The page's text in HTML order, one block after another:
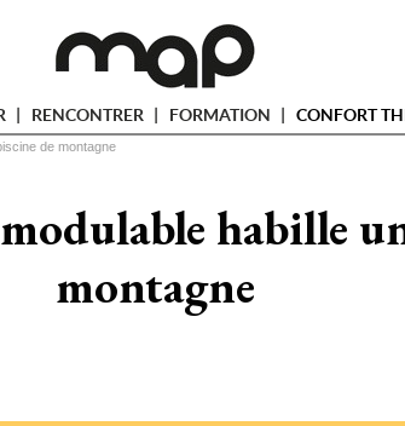
RENCONTRER FORMATION CONFORT
de montagne
habille
montagne